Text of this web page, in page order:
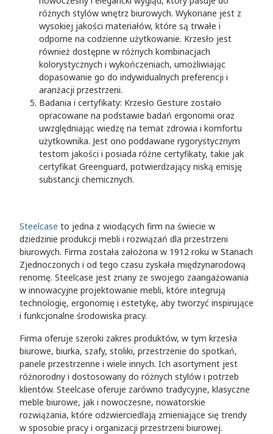
różnych stylów wnętrz biurowych. Wykonane jest z
wysokiej jakości materiałów, które są trwałe i
odporne na codzienne użytkowanie. Krzesło jest
również dostępne w różnych kombinacjach
kolorystycznych i wykończeniach, umożliwiając
dopasowanie go do indywidualnych preferencji i
aranżacji przestrzeni.
Badania i certyfikaty: Krzesło Gesture zostało
opracowane na podstawie badań ergonomii oraz
uwzględniając wiedzę na temat zdrowia i komfortu
użytkownika. Jest ono poddawane rygorystycznym
testom jakości i posiada różne certyfikaty, takie jak
certyfikat Greenguard, potwierdzający niską emisję
substancji chemicznych.
Steelcase to jedna z wiodących firm na świecie w
dziedzinie produkcji mebli i rozwiązań dla przestrzeni
biurowych. Firma została założona w 1912 roku w Stanach
Zjednoczonych i od tego czasu zyskała międzynarodową
renomę. Steelcase jest znany ze swojego zaangażowania
w innowacyjne projektowanie mebli, które integrują
technologię, ergonomię i estetykę, aby tworzyć inspirujące
i funkcjonalne środowiska pracy.
Firma oferuje szeroki zakres produktów, w tym krzesła
biurowe, biurka, szafy, stoliki, przestrzenie do spotkań,
panele przestrzenne i wiele innych. Ich asortyment jest
różnorodny i dostosowany do różnych stylów i potrzeb
klientów. Steelcase oferuje zarówno tradycyjne, klasyczne
meble biurowe, jak i nowoczesne, nowatorskie
rozwiązania, które odzwierciedlają zmieniające się trendy
w sposobie pracy i organizacji przestrzeni biurowej.